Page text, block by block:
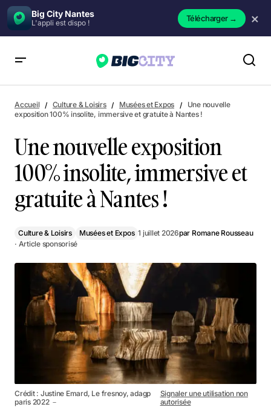
Big City Nantes
L'appli est dispo ! Télécharger→ ×
Nantes !
Accueil Culture & Loisirs Musées et Expos
Une nouvelle
exposition 100% insolite, immersive et gratuite à Nantes !
Une nouvelle exposition
100% insolite, immersive et
gratuite à Nantes !
Culture & Loisirs Musées et Expos 1 juillet 2026par Romane Rousseau
· Article sponsorisé
Crédit : Justine Emard, Le fresnoy, adagp
paris 2022 －
Signaler une utilisation non
autorisée